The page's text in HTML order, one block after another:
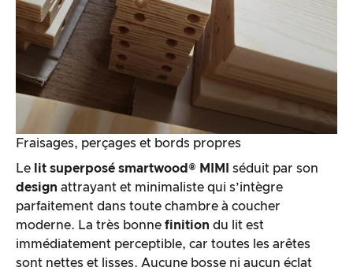
Fraisages, perçages et bords propres
Le
lit superposé smartwood® MIMI
séduit par son
design attrayant et minimaliste qui s’intègre
parfaitement dans toute chambre à coucher
moderne. La très bonne finition du lit est
immédiatement perceptible, car toutes les arêtes
sont nettes et lisses. Aucune bosse ni aucun éclat